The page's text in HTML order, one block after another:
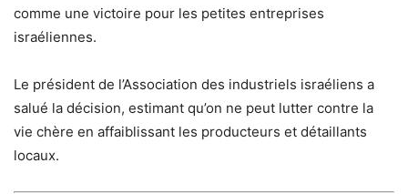
comme une victoire pour les petites entreprises
israéliennes.
Le président de l’Association des industriels israéliens a
salué la décision, estimant qu’on ne peut lutter contre la
vie chère en affaiblissant les producteurs et détaillants
locaux.